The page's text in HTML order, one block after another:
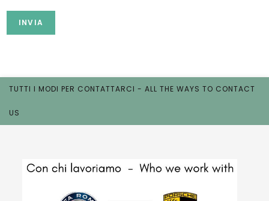
TUTTI I MODI PER CONTATTARCI - ALL THE WAYS TO CONTACT
US